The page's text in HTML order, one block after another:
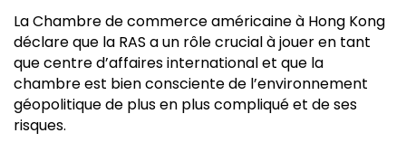
La Chambre de commerce américaine à Hong Kong
déclare que la RAS a un rôle crucial à jouer en tant
que centre d’affaires international et que la
chambre est bien consciente de l’environnement
géopolitique de plus en plus compliqué et de ses
risques.